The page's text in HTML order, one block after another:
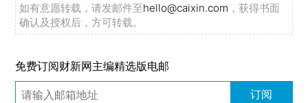
如有意愿转载，请发邮件至hello@caixin.com ，获得书面
确认及授权后，方可转载。
免费订阅财新网主编精选版电邮
订阅